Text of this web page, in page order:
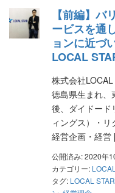
【前編】
ービスを通
ョンに近づ
LOCAL
株式会社
徳島県生まれ、
後、ダイドード
ィングス）・
経営企画・経
公開済み: 2020年
カテゴリー:
タグ: LOCAL STAR